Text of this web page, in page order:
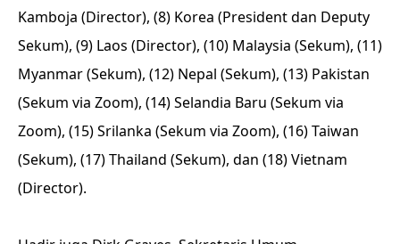
Kamboja (Director), (8) Korea (President dan Deputy
Sekum), (9) Laos (Director), (10) Malaysia (Sekum), (11)
Myanmar (Sekum), (12) Nepal (Sekum), (13) Pakistan
(Sekum via Zoom), (14) Selandia Baru (Sekum via
Zoom), (15) Srilanka (Sekum via Zoom), (16) Taiwan
(Sekum), (17) Thailand (Sekum), dan (18) Vietnam
(Director).